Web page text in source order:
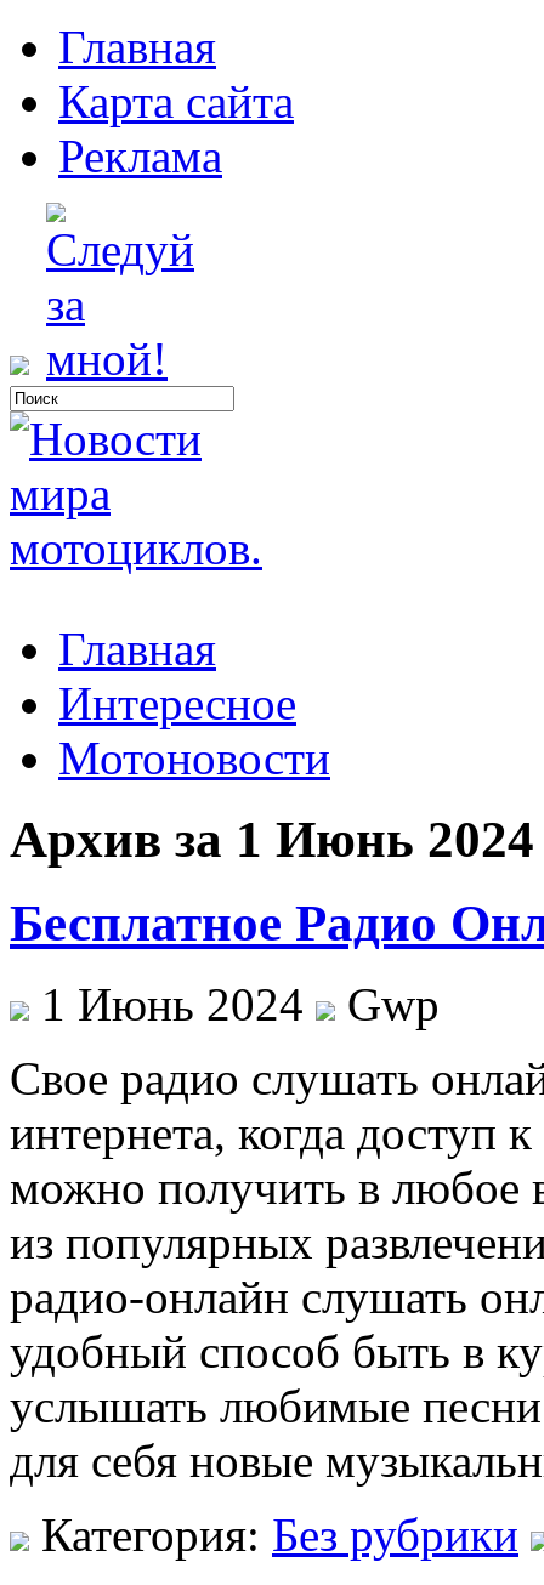
Главная
Карта сайта
Реклама
Главная
Интересное
Мотоновости
Архив за 1 Июнь 2024
Бесплатное Радио
1 Июнь 2024
Gwp
Свoe рaдиo слушaть
интернета, когда доступ
можно получить в
из популярных
радио-онлайн слушать
удобный способ быть в
услышать любимые
для себя новые
Категория: Без рубрики